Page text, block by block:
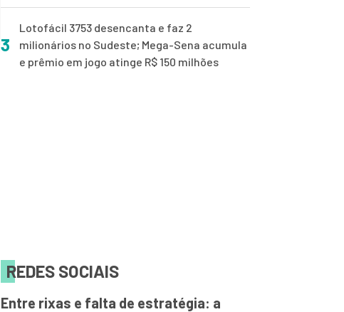
3
Lotofácil 3753 desencanta e faz 2
milionários no Sudeste; Mega-Sena acumula
e prêmio em jogo atinge R$ 150 milhões
REDES SOCIAIS
Entre rixas e falta de estratégia: a